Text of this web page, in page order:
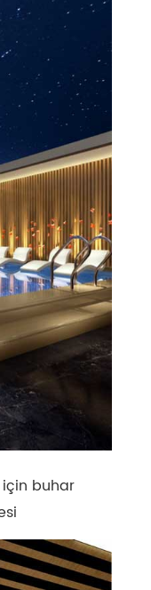
için buhar